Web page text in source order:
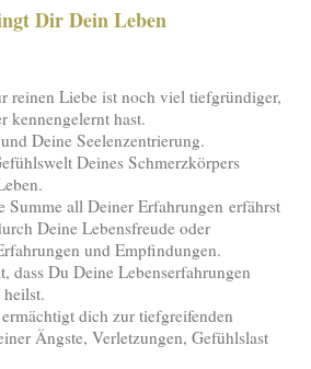
Dir Dein Leben
reinen Liebe ist noch viel tiefgründiger,
kennengelernt hast.
Deine Seelenzentrierung.
Deines Schmerzkörpers
Summe all Deiner Erfahrungen erfährst
Deine Lebensfreude oder
und Empfindungen.
dass Du Deine Lebenserfahrungen
heilst.
dich zur tiefgreifenden
Ängste, Verletzungen, Gefühlslast